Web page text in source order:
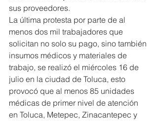
sus proveedores.
La última protesta por parte de al
menos dos mil trabajadores que
solicitan no solo su pago, sino también
insumos médicos y materiales de
trabajo, se realizó el miércoles 16 de
julio en la ciudad de Toluca, esto
provocó que al menos 85 unidades
médicas de primer nivel de atención
en Toluca, Metepec, Zinacantepec y